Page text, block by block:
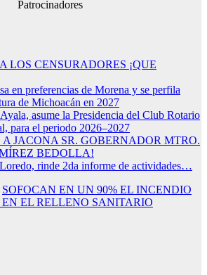
Patrocinadores
LOS CENSURADORES ¡QUE
en preferencias de Morena y se perfila
de Michoacán en 2027
asume la Presidencia del Club Rotario
para el periodo 2026–2027
JACONA SR. GOBERNADOR MTRO.
BEDOLLA!
rinde 2da informe de actividades…
SOFOCAN EN UN 90% EL INCENDIO
EL RELLENO SANITARIO